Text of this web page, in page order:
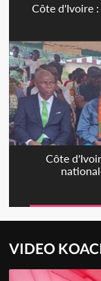
Côte d'Ivoire
Côte
VIDEO